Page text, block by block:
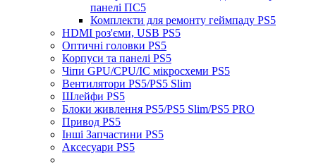
панелі ПС5
Комплекти для ремонту геймпаду PS5
HDMI роз'єми, USB PS5
Оптичні головки PS5
Корпуси та панелі PS5
Чіпи GPU/CPU/IC мікросхеми PS5
Вентилятори PS5/PS5 Slim
Шлейфи PS5
Блоки живлення PS5/PS5 Slim/PS5 PRO
Привод PS5
Інші Запчастини PS5
Аксесуари PS5